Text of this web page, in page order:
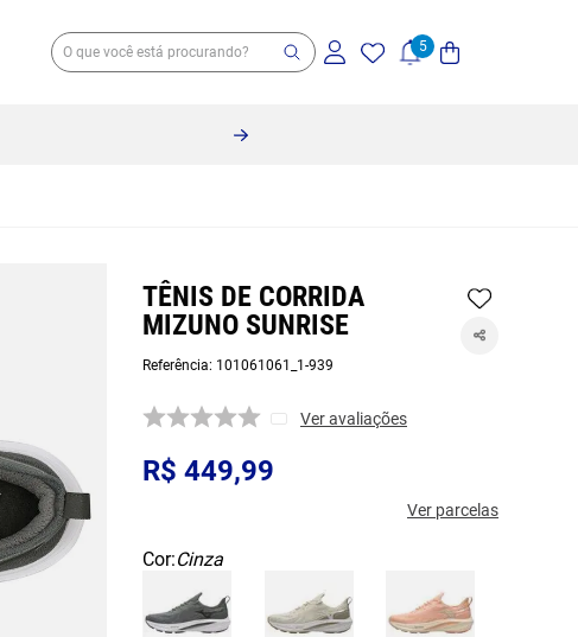
TÊNIS DE CORRIDA
MIZUNO SUNRISE
Referência: 101061061_1-939
Ver avaliações
R$ 449,99
Ver parcelas
Cor:Cinza